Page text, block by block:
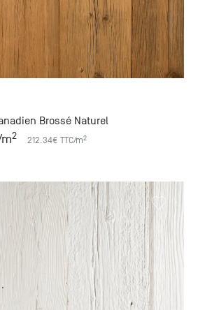
Brossé Naturel
2 212.34€ TTC/m2